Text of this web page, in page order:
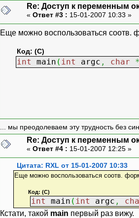
Re: Доступ к переменным
« Ответ #3 : 15-01-2007 10:33 »
Еще можно воспользоваться соотв.
Код: (C)
int main ( int argc , char
... мы преодолеваем эту трудность без
Re: Доступ к переменным
« Ответ #4 : 15-01-2007 12:25 »
Цитата: RXL от 15-01-2007 10:33
Еще можно воспользоваться соотв.
Код: (C)
int main ( int argc ,
Кстати, такой main первый раз вижу.